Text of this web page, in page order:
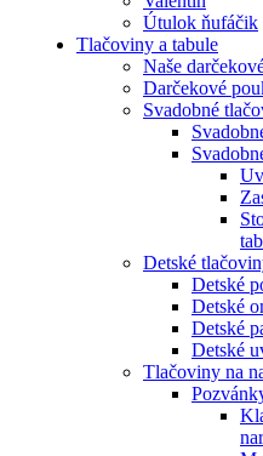
Útulok ňufáčik
Tlačoviny a tabule
Naše
Darčekové
Svadobné
Detské
Detské
Detské
Detské
Detské
Tlačoviny na